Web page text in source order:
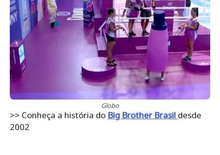
Globo
>> Conheça a história do Big Brother Brasil desde
2002